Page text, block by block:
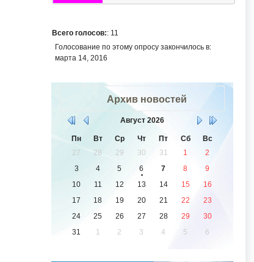
Всего голосов:: 11
Голосование по этому опросу закончилось в:
марта 14, 2016
Архив новостей
Август 2026
Пн Вт Ср Чт Пт Сб
Вс
27
28 29 30 31 1
2
3
4 5 6 7 8
9
10
11 12 13 14 15
16
17
18 19 20 21 22
23
24
25 26 27 28 29
30
31
1 2 3 4 5 6